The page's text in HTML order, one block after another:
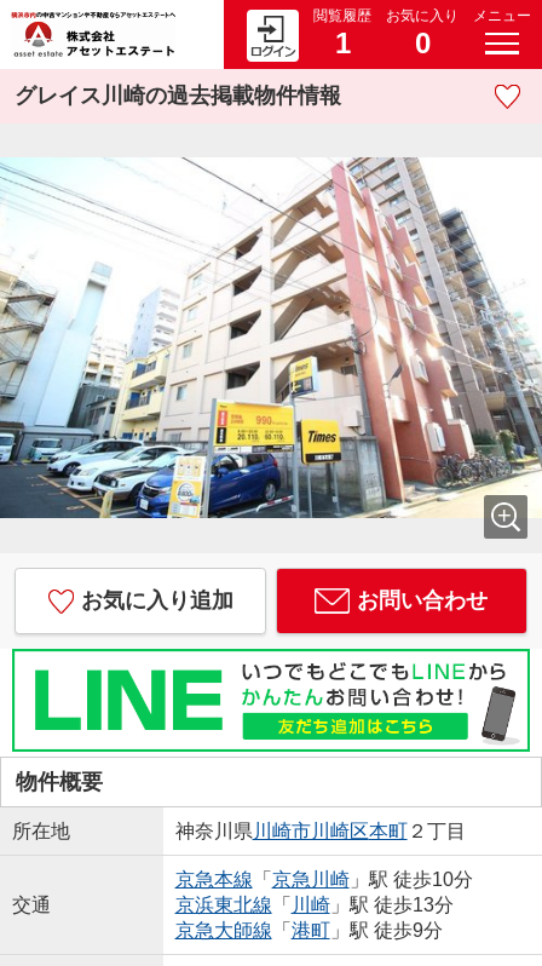
閲覧履歴
1
お気に入り
0
メニュー
グレイス川崎の過去掲載物件情報
お気に入り追加 お問い合わせ
物件概要
所在地 神奈川県 川崎市川崎区本町２丁目
交通
京急本線 「 京急川崎」駅 徒歩10分
京浜東北線 「 川崎」駅 徒歩13分
京急大師線 「 港町」駅 徒歩9分